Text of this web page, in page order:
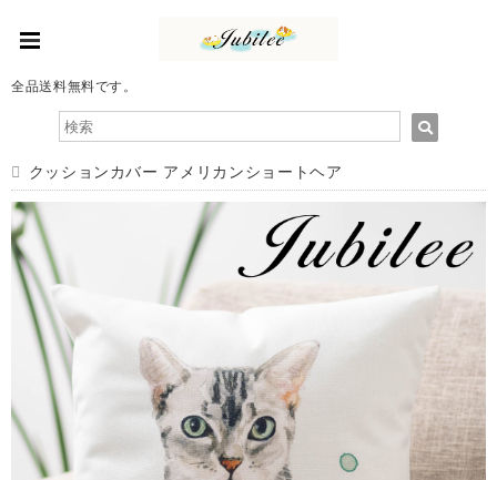
全品送料無料です。
クッションカバー アメリカンショートヘア